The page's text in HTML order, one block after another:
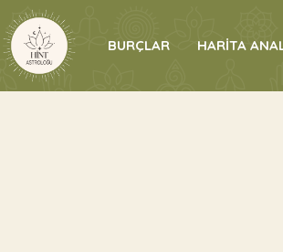
BURÇLAR HARİTA